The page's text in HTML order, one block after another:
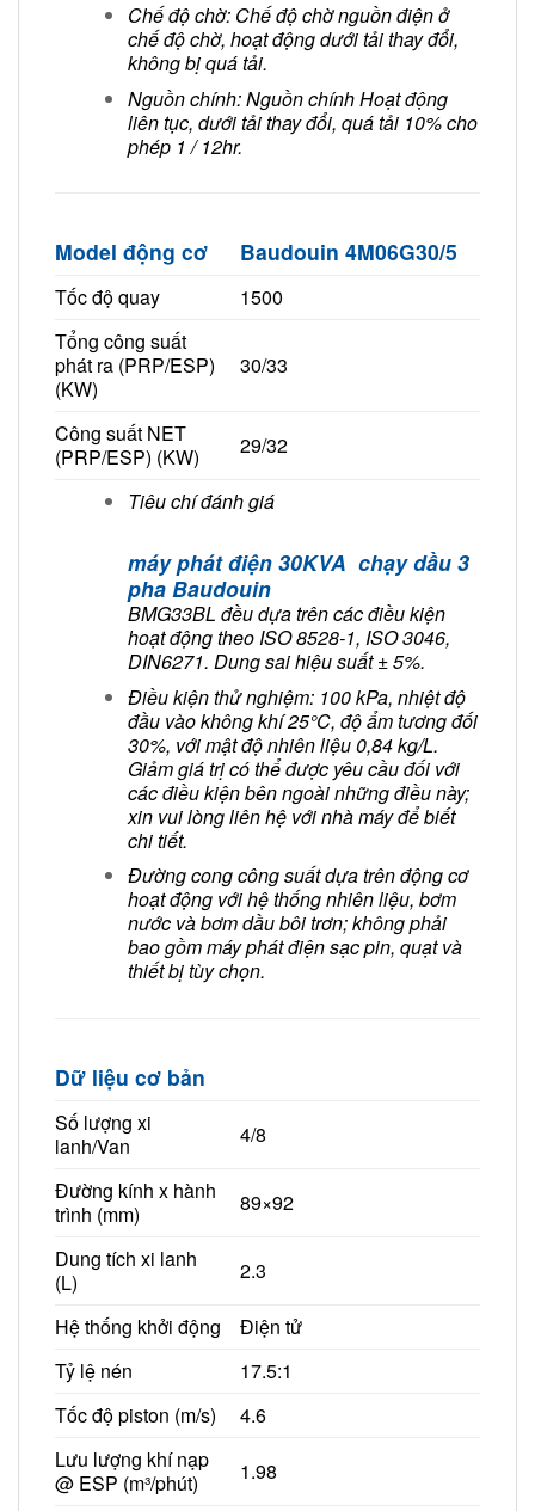
Chế độ chờ: Chế độ chờ nguồn điện ở
chế độ chờ, hoạt động dưới tải thay đổi,
không bị quá tải.
Nguồn chính: Nguồn chính Hoạt động
liên tục, dưới tải thay đổi, quá tải 10% cho
phép 1 / 12hr.
Model động cơ Baudouin 4M06G30/5
Tốc độ quay
1500
Tổng công suất
phát ra (PRP/ESP)
(KW)
30/33
Công suất NET
(PRP/ESP) (KW)
29/32
Tiêu chí đánh giá
máy phát điện 30KVA chạy dầu 3
pha Baudouin
BMG33BL đều dựa trên các điều kiện
hoạt động theo ISO 8528-1, ISO 3046,
DIN6271. Dung sai hiệu suất ± 5%.
Điều kiện thử nghiệm: 100 kPa, nhiệt độ
đầu vào không khí 25°C, độ ẩm tương đối
30%, với mật độ nhiên liệu 0,84 kg/L.
Giảm giá trị có thể được yêu cầu đối với
các điều kiện bên ngoài những điều này;
xin vui lòng liên hệ với nhà máy để biết
chi tiết.
Đường cong công suất dựa trên động cơ
hoạt động với hệ thống nhiên liệu, bơm
nước và bơm dầu bôi trơn; không phải
bao gồm máy phát điện sạc pin, quạt và
thiết bị tùy chọn.
Dữ liệu cơ bản
Số lượng xi
lanh/Van
4/8
Đường kính x hành
trình (mm)
89×92
Dung tích xi lanh
(L)
2.3
Hệ thống khởi động
Điện tử
Tỷ lệ nén
17.5:1
Tốc độ piston (m/s)
4.6
Lưu lượng khí nạp
@ ESP (m³/phút)
1.98